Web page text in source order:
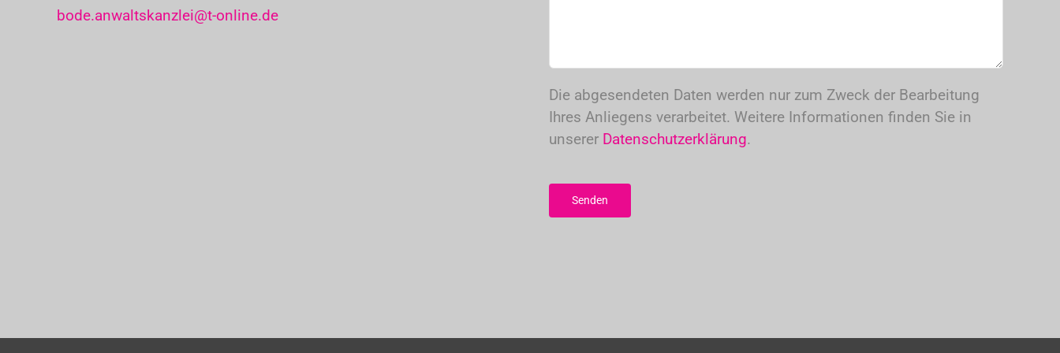
bode.anwaltskanzlei@t-online.de
Die abgesendeten Daten werden nur zum Zweck der Bearbeitung
Ihres Anliegens verarbeitet. Weitere Informationen finden Sie in
unserer Datenschutzerklärung.
lasse
dieses